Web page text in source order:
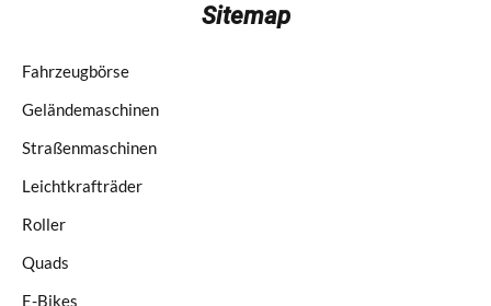
Sitemap
Fahrzeugbörse
Geländemaschinen
Straßenmaschinen
Leichtkrafträder
Roller
Quads
E-Bikes